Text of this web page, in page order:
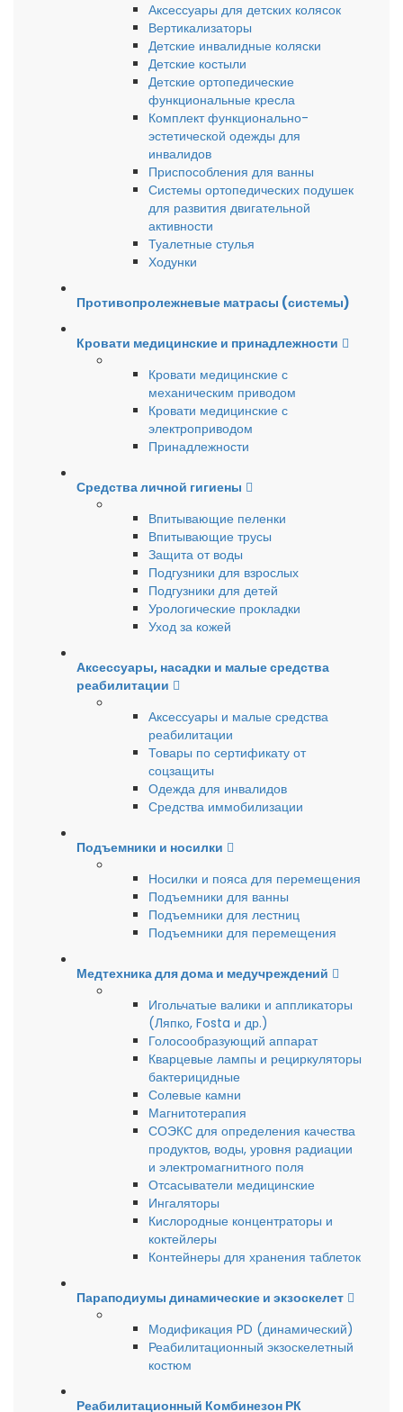
Аксессуары для детских колясок
Вертикализаторы
Детские инвалидные коляски
Детские костыли
Детские ортопедические
функциональные кресла
Комплект функционально-
эстетической одежды для
инвалидов
Приспособления для ванны
Системы ортопедических подушек
для развития двигательной
активности
Туалетные стулья
Ходунки
Противопролежневые матрасы (системы)
Кровати медицинские и принадлежности
Кровати медицинские с
механическим приводом
Кровати медицинские с
электроприводом
Принадлежности
Средства личной гигиены
Впитывающие пеленки
Впитывающие трусы
Защита от воды
Подгузники для взрослых
Подгузники для детей
Урологические прокладки
Уход за кожей
Аксессуары, насадки и малые средства
реабилитации
Аксессуары и малые средства
реабилитации
Товары по сертификату от
соцзащиты
Одежда для инвалидов
Средства иммобилизации
Подъемники и носилки
Носилки и пояса для перемещения
Подъемники для ванны
Подъемники для лестниц
Подъемники для перемещения
Медтехника для дома и медучреждений
Игольчатые валики и аппликаторы
(Ляпко, Fosta и др.)
Голосообразующий аппарат
Кварцевые лампы и рециркуляторы
бактерицидные
Солевые камни
Магнитотерапия
СОЭКС для определения качества
продуктов, воды, уровня радиации
и электромагнитного поля
Отсасыватели медицинские
Ингаляторы
Кислородные концентраторы и
коктейлеры
Контейнеры для хранения таблеток
Параподиумы динамические и экзоскелет
Модификация PD (динамический)
Реабилитационный экзоскелетный
костюм
Реабилитационный Комбинезон РК